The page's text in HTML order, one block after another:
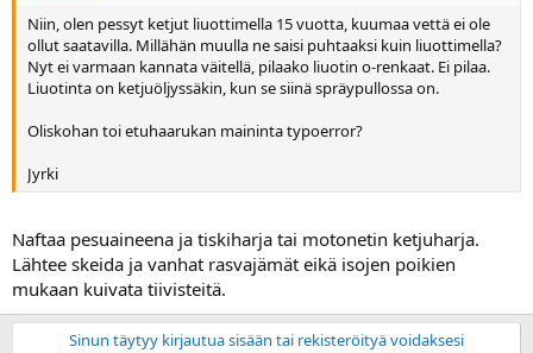
Niin, olen pessyt ketjut liuottimella 15 vuotta, kuumaa vettä ei ole
ollut saatavilla. Millähän muulla ne saisi puhtaaksi kuin liuottimella?
Nyt ei varmaan kannata väitellä, pilaako liuotin o-renkaat. Ei pilaa.
Liuotinta on ketjuöljyssäkin, kun se siinä spräypullossa on.
Oliskohan toi etuhaarukan maininta typoerror?
Jyrki
Naftaa pesuaineena ja tiskiharja tai motonetin ketjuharja.
Lähtee skeida ja vanhat rasvajämät eikä isojen poikien
mukaan kuivata tiivisteitä.
Sinun täytyy kirjautua sisään tai rekisteröityä voidaksesi